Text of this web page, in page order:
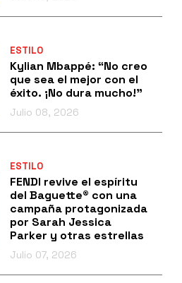
ESTILO
Kylian Mbappé: “No creo
que sea el mejor con el
éxito. ¡No dura mucho!”
Julio 08, 2026
ESTILO
FENDI revive el espíritu
del Baguette® con una
campaña protagonizada
por Sarah Jessica
Parker y otras estrellas
Julio 07, 2026